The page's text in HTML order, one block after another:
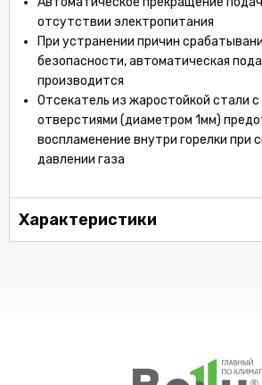
отсутствии электропитания
При устранении причин
безопасности, автоматическая
производится
Отсекатель из жаростойкой стали с
отверстиями (диаметром 1мм)
воспламенение внутри горелки при
давлении газа
Характеристики